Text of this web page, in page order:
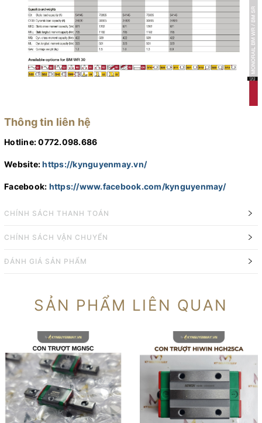
Thông tin liên hệ
Hotline: 0772.098.686
Website:https://kynguyenmay.vn/
Facebook: https://www.facebook.com/kynguyenmay/
CHÍNH SÁCH THANH TOÁN
CHÍNH SÁCH VẬN CHUYỂN
ĐÁNH GIÁ SẢN PHẨM
SẢN PHẨM LIÊN QUAN